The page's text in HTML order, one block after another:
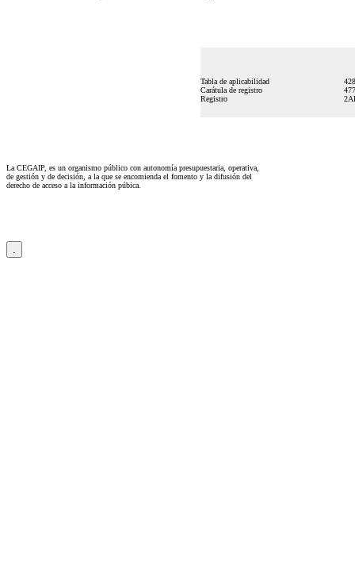
Tabla de aplicabilidad
Carátula de registro
Registro
La CEGAIP, es un organismo público con autonomía presupuestaria, operativa,
de gestión y de decisión, a la que se encomienda el fomento y la difusión del
derecho de acceso a la información púbica.